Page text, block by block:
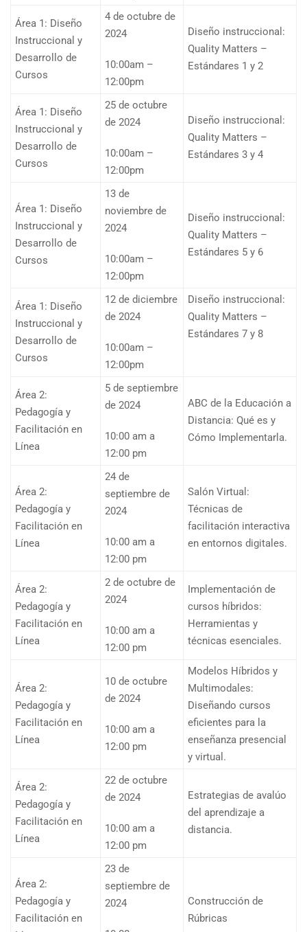
Área 1: Diseño
Instruccional y
Desarrollo de
Cursos
4 de octubre de
2024
10:00am –
12:00pm
Diseño instruccional:
Quality Matters –
Estándares 1 y 2
Área 1: Diseño
Instruccional y
Desarrollo de
Cursos
25 de octubre
de 2024
10:00am –
12:00pm
Diseño instruccional:
Quality Matters –
Estándares 3 y 4
Área 1: Diseño
Instruccional y
Desarrollo de
Cursos
13 de
noviembre de
2024
10:00am –
12:00pm
Diseño instruccional:
Quality Matters –
Estándares 5 y 6
Área 1: Diseño
Instruccional y
Desarrollo de
Cursos
12 de diciembre
de 2024
10:00am –
12:00pm
Diseño instruccional:
Quality Matters –
Estándares 7 y 8
Área 2:
Pedagogía y
Facilitación en
Línea
5 de septiembre
de 2024
10:00 am a
12:00 pm
ABC de la Educación a
Distancia: Qué es y
Cómo Implementarla.
Área 2:
Pedagogía y
Facilitación en
Línea
24 de
septiembre de
2024
10:00 am a
12:00 pm
Salón Virtual:
Técnicas de
facilitación interactiva
en entornos digitales.
Área 2:
Pedagogía y
Facilitación en
Línea
2 de octubre de
2024
10:00 am a
12:00 pm
Implementación de
cursos híbridos:
Herramientas y
técnicas esenciales.
Área 2:
Pedagogía y
Facilitación en
Línea
10 de octubre
de 2024
10:00 am a
12:00 pm
Modelos Híbridos y
Multimodales:
Diseñando cursos
eficientes para la
enseñanza presencial
y virtual.
Área 2:
Pedagogía y
Facilitación en
Línea
22 de octubre
de 2024
10:00 am a
12:00 pm
Estrategias de avalúo
del aprendizaje a
distancia.
Área 2:
Pedagogía y
Facilitación en
23 de
septiembre de
2024
Construcción de
Rúbricas